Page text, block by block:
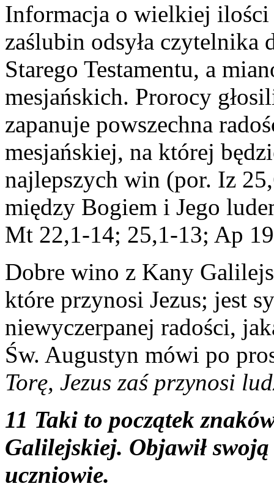
Informacja o wielkiej
zaślubin odsyła czytelnika
Starego Testamentu, a
mesjańskich. Prorocy
zapanuje powszechna
mesjańskiej, na której
najlepszych win (por. Iz
między Bogiem i Jego
Mt 22,1-14; 25,1-13; Ap
Dobre wino z Kany
które przynosi Jezus; jest
niewyczerpanej radości,
Św. Augustyn mówi po
Torę, Jezus zaś przynosi
11 Taki to początek
Galilejskiej. Objawił
uczniowie.